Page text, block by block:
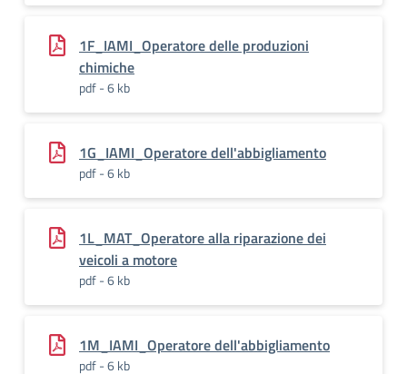
1F_IAMI_Operatore delle produzioni
chimiche
pdf - 6 kb
1G_IAMI_Operatore dell'abbigliamento
pdf - 6 kb
1L_MAT_Operatore alla riparazione dei
veicoli a motore
pdf - 6 kb
1M_IAMI_Operatore dell'abbigliamento
pdf - 6 kb